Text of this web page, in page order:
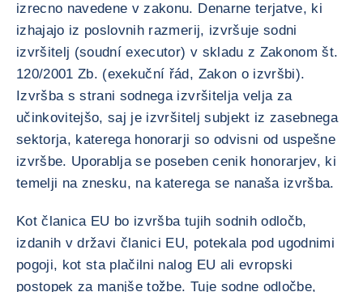
izrecno navedene v zakonu. Denarne terjatve, ki
izhajajo iz poslovnih razmerij, izvršuje sodni
izvršitelj (soudní executor) v skladu z Zakonom št.
120/2001 Zb. (exekuční řád, Zakon o izvršbi).
Izvršba s strani sodnega izvršitelja velja za
učinkovitejšo, saj je izvršitelj subjekt iz zasebnega
sektorja, katerega honorarji so odvisni od uspešne
izvršbe. Uporablja se poseben cenik honorarjev, ki
temelji na znesku, na katerega se nanaša izvršba.
Kot članica EU bo izvršba tujih sodnih odločb,
izdanih v državi članici EU, potekala pod ugodnimi
pogoji, kot sta plačilni nalog EU ali evropski
postopek za manjše tožbe. Tuje sodne odločbe,